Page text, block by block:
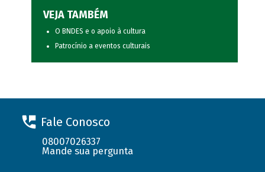
VEJA TAMBÉM
O BNDES e o apoio à cultura
Patrocínio a eventos culturais
Fale Conosco
08007026337
Mande sua pergunta